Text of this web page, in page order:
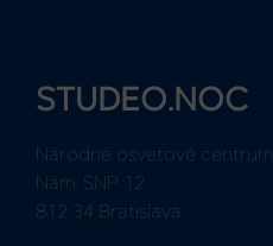
STUDEO.NOC
Národné osvetové centrum
Nám. SNP 12
812 34 Bratislava